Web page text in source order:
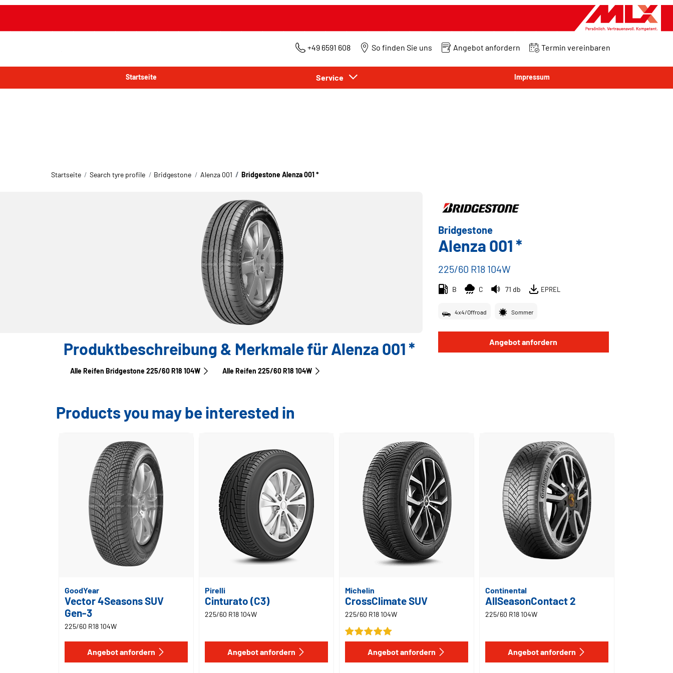
+49 6591 608 So finden Sie uns Angebot anfordern Termin vereinbaren
Startseite Service Impressum
Startseite Search tyre profile Bridgestone Alenza 001 Bridgestone Alenza 001 *
Produktbeschreibung & Merkmale für Alenza 001 *
Alle Reifen Bridgestone 225/60 R18 104W Alle Reifen‎ 225/60 R18 104W
Bridgestone
Alenza 001 *
225/60 R18 104W
B C 71 db EPREL
4x4/Offroad Sommer
Angebot anfordern
Products you may be interested in
GoodYear
Vector 4Seasons SUV
Gen-3
225/60 R18 104W
Angebot anfordern
Pirelli
Cinturato (C3)
225/60 R18 104W
Angebot anfordern
Michelin
CrossClimate SUV
225/60 R18 104W
Angebot anfordern
Continental
AllSeasonContact 2
225/60 R18 104W
Angebot anfordern